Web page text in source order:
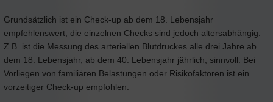
Grundsätzlich ist ein Check-up ab dem 18. Lebensjahr
empfehlenswert, die einzelnen Checks sind jedoch altersabhängig:
Z.B. ist die Messung des arteriellen Blutdruckes alle drei Jahre ab
dem 18. Lebensjahr, ab dem 40. Lebensjahr jährlich, sinnvoll. Bei
Vorliegen von familiären Belastungen oder Risikofaktoren ist ein
vorzeitiger Check-up empfohlen.